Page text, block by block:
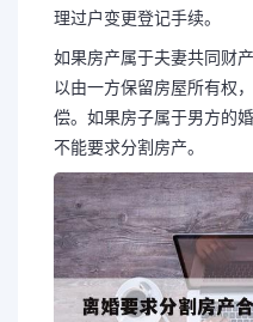
理过户变更登记手续。
如果房产属于夫妻共同财
以由一方保留房屋所有权
偿。如果房子属于男方的
不能要求分割房产。